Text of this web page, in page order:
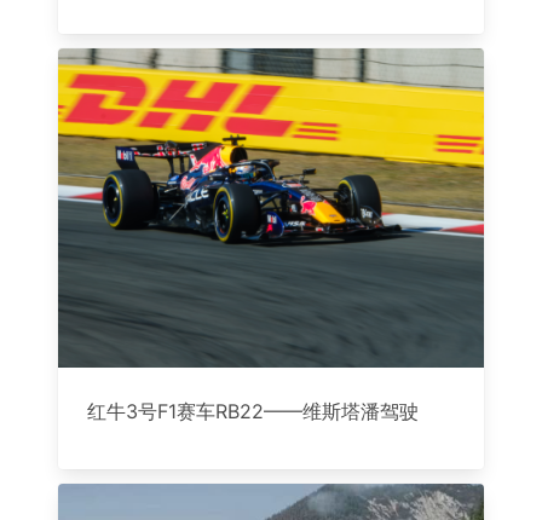
红牛3号F1赛车RB22——维斯塔潘驾驶